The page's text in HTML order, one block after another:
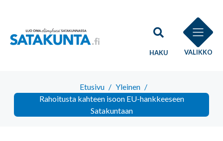
HAKU VALIKKO
Etusivu / Yleinen /
Rahoitusta kahteen isoon EU-hankkeeseen
Satakuntaan